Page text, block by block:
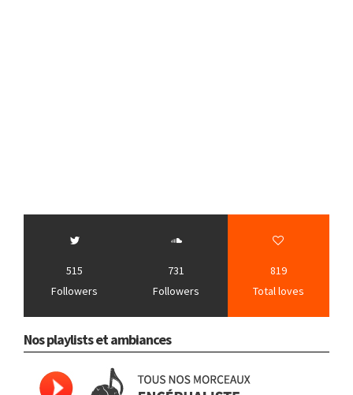
515
Followers
731
Followers
819
Total loves
Nos playlists et ambiances